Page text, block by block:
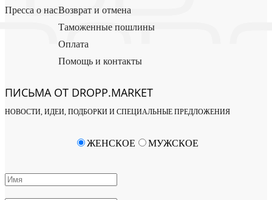
Пресса о насВозврат и отмена
Таможенные пошлины
Оплата
Помощь и контакты
ПИСЬМА ОТ DROPP.MARKET
НОВОСТИ, ИДЕИ, ПОДБОРКИ И СПЕЦИАЛЬНЫЕ ПРЕДЛОЖЕНИЯ
ЖЕНСКОЕ МУЖСКОЕ